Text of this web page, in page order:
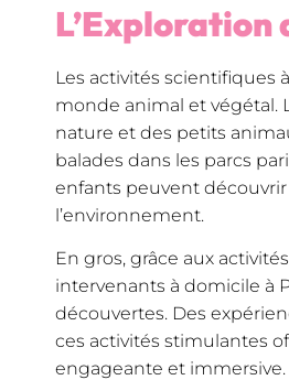
L’Exploration
Les activités scientifiques
monde animal et végétal.
nature et des petits
balades dans les parcs
enfants peuvent
l’environnement.
En gros, grâce aux
intervenants à domicile à
découvertes. Des
ces activités stimulantes
engageante et